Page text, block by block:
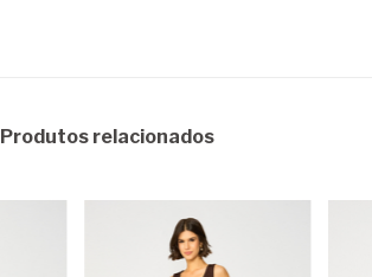
Produtos relacionados